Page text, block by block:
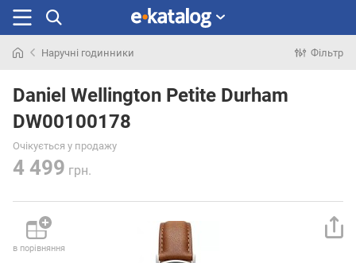
раніше
Наручні годинники Фільтр
Daniel Wellington Petite Durham
DW00100178
Очікується у продажу
4 499 грн.
в порівняння